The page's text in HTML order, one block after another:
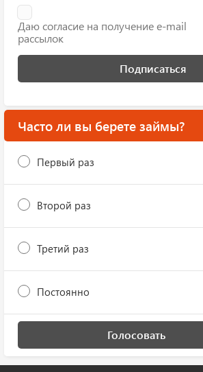
Даю согласие на получение e-mail
рассылок
Подписаться
Часто ли вы берете займы?
Первый раз
Второй раз
Третий раз
Постоянно
Голосовать